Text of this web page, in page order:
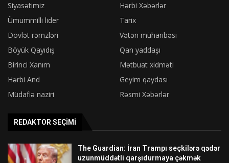
Siyasətimiz
Hərbi Xəbərlər
Ümummilli lider
Tarix
Dövlət rəmzləri
Vətən müharibəsi
Böyük Qayıdış
Qan yaddaşı
Birinci Xanım
Mətbuat xidməti
Hərbi And
Geyim qaydası
Müdafiə naziri
Rəsmi Xəbərlər
REDAKTOR SEÇIMI
The Guardian: İran Trampı seçkilərə qədər
uzunmüddətli qarşıdurmaya çəkmək